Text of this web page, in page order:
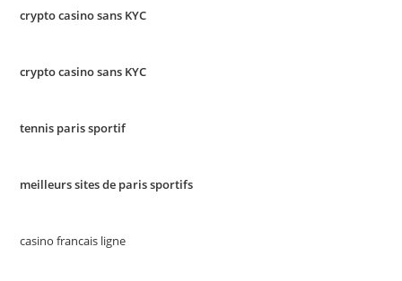
crypto casino sans KYC
crypto casino sans KYC
tennis paris sportif
meilleurs sites de paris sportifs
casino francais ligne